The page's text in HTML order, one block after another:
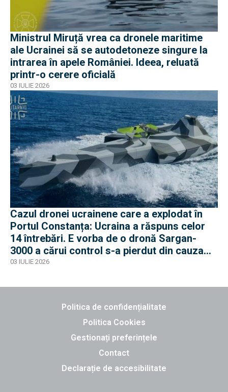
Ministrul Miruță vrea ca dronele maritime
ale Ucrainei să se autodetoneze singure la
intrarea în apele României. Ideea, reluată
printr-o cerere oficială
03 IULIE 2026
Cazul dronei ucrainene care a explodat în
Portul Constanța: Ucraina a răspuns celor
14 întrebări. E vorba de o dronă Sargan-
3000 a cărui control s-a pierdut din cauza
acțiunilor de EW ruse
03 IULIE 2026
Politica de confidențialitate
Politica Cookies
Gestionați preferințele
Contact
Declarație de accesibilitate